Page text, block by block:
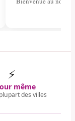
⚡
même
des villes